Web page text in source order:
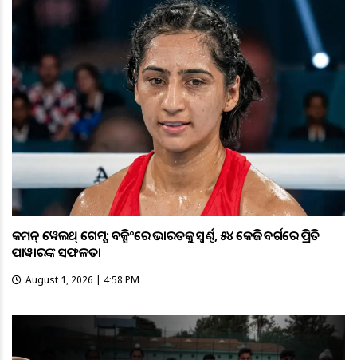
କମନ୍ ୱେଲଥ୍ ଗେମ୍ସ: ବକ୍ସିଂରେ ଭାରତକୁ ସ୍ବର୍ଣ୍ଣ, ୫୪ କେଜି ବର୍ଗରେ ପ୍ରିତି
ପାୱାରଙ୍କ ସଫଳତା
August 1, 2026 | 4:58 PM